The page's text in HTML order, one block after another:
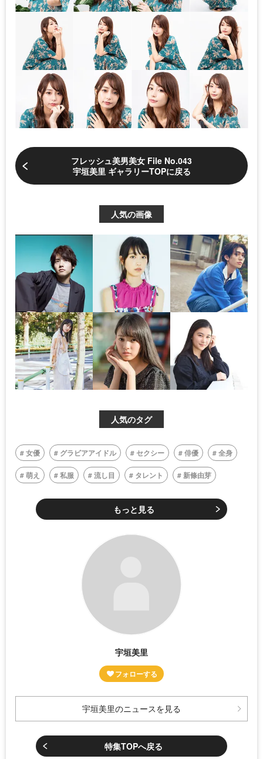
フレッシュ美男美女 File No.043
宇垣美里 ギャラリーTOPに戻る
人気の画像
人気のタグ
女優 グラビアアイドル セクシー 俳優 全身
萌え 私服 流し目 タレント 新條由芽
もっと見る
宇垣美里
宇垣美里のニュースを見る
特集TOPへ戻る